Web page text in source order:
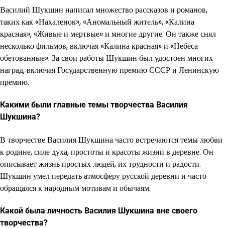
Василий Шукшин написал множество рассказов и романов,
таких как «Нахаленок», «Аномальный житель», «Калина
красная», «Живые и мертвые» и многие другие. Он также снял
несколько фильмов, включая «Калина красная» и «Небеса
обетованные». За свои работы Шукшин был удостоен многих
наград, включая Государственную премию СССР и Ленинскую
премию.
Какими были главные темы творчества Василия
Шукшина?
В творчестве Василия Шукшина часто встречаются темы любви
к родине, силе духа, простоты и красоты жизни в деревне. Он
описывает жизнь простых людей, их трудности и радости.
Шукшин умел передать атмосферу русской деревни и часто
обращался к народным мотивам и обычаям.
Какой была личность Василия Шукшина вне своего
творчества?